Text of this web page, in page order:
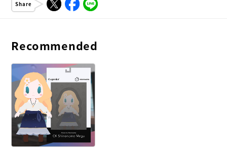
Share
Recommended